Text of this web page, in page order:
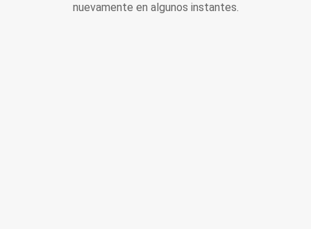
nuevamente en algunos instantes.